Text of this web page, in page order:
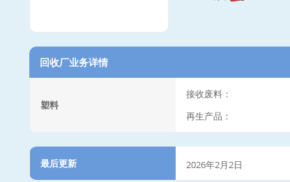
回收厂业务详情
塑料
接收废料：
再生产品：
最后更新 2026年2月2日